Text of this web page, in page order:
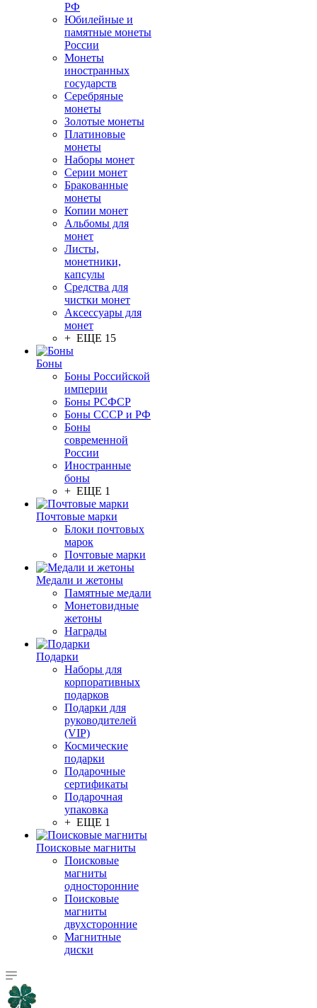
РФ
Юбилейные и
памятные монеты
России
Монеты
иностранных
государств
Серебряные
монеты
Золотые монеты
Платиновые
монеты
Наборы монет
Серии монет
Бракованные
монеты
Копии монет
Альбомы для
монет
Листы,
монетники,
капсулы
Средства для
чистки монет
Аксессуары для
монет
+ ЕЩЕ 15
Боны
Боны Российской
империи
Боны РСФСР
Боны СССР и РФ
Боны
современной
России
Иностранные
боны
+ ЕЩЕ 1
Почтовые марки
Блоки почтовых
марок
Почтовые марки
Медали и жетоны
Памятные медали
Монетовидные
жетоны
Награды
Подарки
Наборы для
корпоративных
подарков
Подарки для
руководителей
(VIP)
Космические
подарки
Подарочные
сертификаты
Подарочная
упаковка
+ ЕЩЕ 1
Поисковые магниты
Поисковые
магниты
односторонние
Поисковые
магниты
двухсторонние
Магнитные
диски